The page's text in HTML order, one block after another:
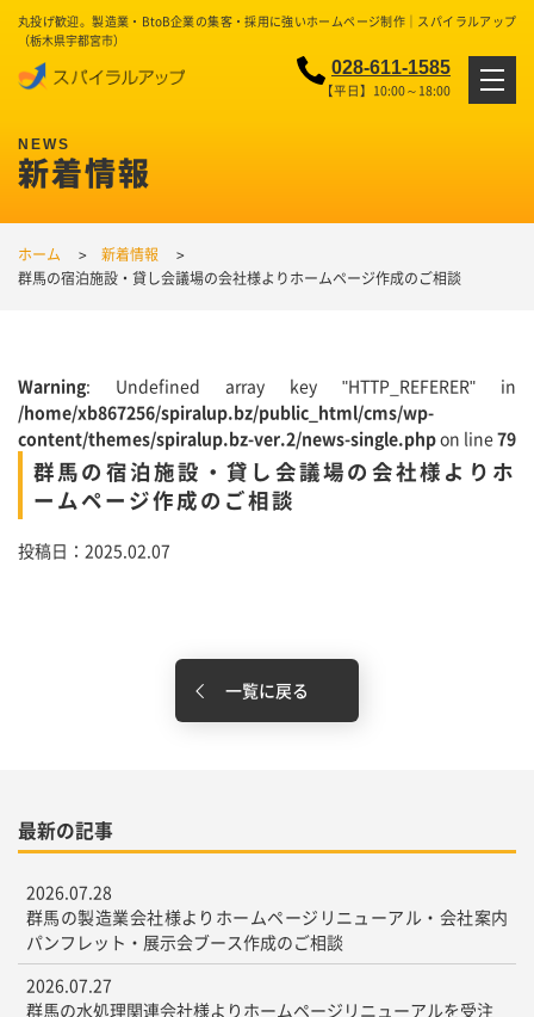
丸投げ歓迎。製造業・BtoB企業の集客・採用に強いホームページ制作｜スパイラルアップ
（栃木県宇都宮市）
028-611-1585
【平日】10:00～18:00
新着情報
ホーム
新着情報
群馬の宿泊施設・貸し会議場の会社様よりホームページ作成のご相談
Warning: Undefined array key "HTTP_REFERER" in
/home/xb867256/spiralup.bz/public_html/cms/wp-
content/themes/spiralup.bz-ver.2/news-single.phpon line79
群馬の宿泊施設・貸し会議場の会社様よりホ
ームページ作成のご相談
投稿日：2025.02.07
一覧に戻る
最新の記事
2026.07.28
群馬の製造業会社様よりホームページリニューアル・会社案内
パンフレット・展示会ブース作成のご相談
2026.07.27
群馬の水処理関連会社様よりホームページリニューアルを受注